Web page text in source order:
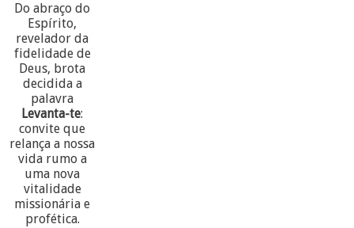
Do abraço do
Espírito,
revelador da
fidelidade de
Deus, brota
decidida a
palavra
Levanta-te:
convite que
relança a nossa
vida rumo a
uma nova
vitalidade
missionária e
profética.